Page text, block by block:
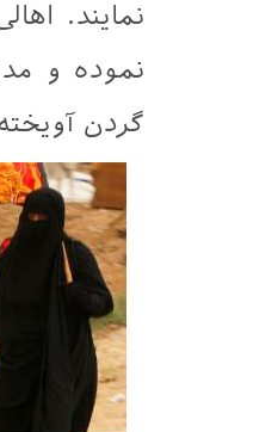
نمایند.
نموده و
گردن